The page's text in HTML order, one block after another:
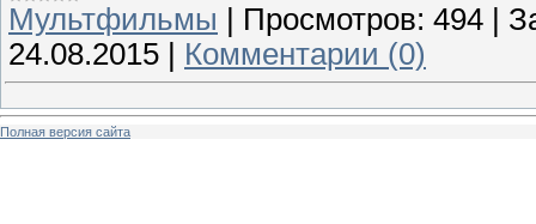
Мультфильмы Просмотров: 494
24.08.2015
Комментарии (0)
Полная версия сайта